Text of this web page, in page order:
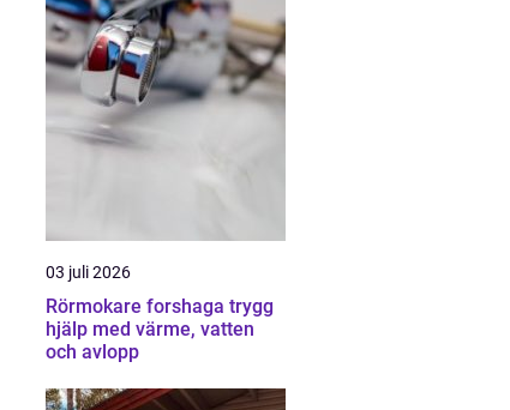
03 juli 2026
Rörmokare forshaga trygg
hjälp med värme, vatten
och avlopp